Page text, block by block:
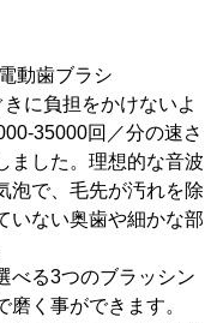
動歯ブラシ
に負担をかけないよ
35000回／分の速さ
ました。理想的な音波
泡で、毛先が汚れを除
いない奥歯や細かな部
べる3つのブラッシン
く事ができます。